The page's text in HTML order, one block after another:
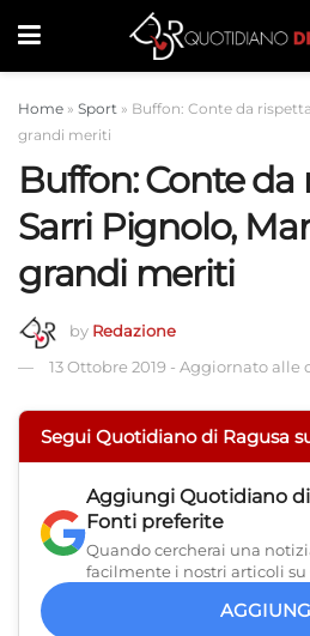
Home » Sport » Buffon: Conte da
grandi meriti
Buffon: Conte da
Sarri Pignolo,
grandi meriti
by Redazione
13 Ottobre 2019 - Aggiornato alle
Segui Quotidiano di Ragusa
Aggiungi Quotidiano
Fonti preferite
Quando cercherai una
facilmente i nostri articoli su